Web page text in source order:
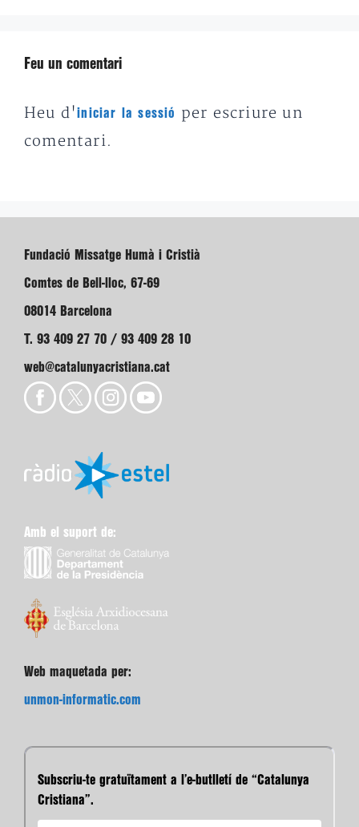
Feu un comentari
Heu d'iniciar la sessió
per escriure un
comentari.
Fundació Missatge Humà i Cristià
Comtes de Bell-lloc, 67-69
08014 Barcelona
T. 93 409 27 70 / 93 409 28 10
web@catalunyacristiana.cat
Amb el suport de:
Web maquetada per:
unmon-informatic.com
Subscriu-te gratuïtament a l’e-butlletí de “Catalunya
Cristiana”.